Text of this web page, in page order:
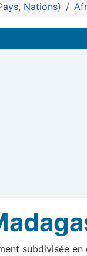
Nations)
subdivisée